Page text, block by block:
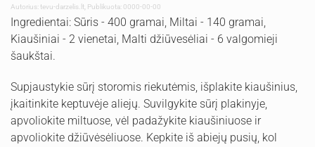
Autorius:tevu-darzelis.lt Publikuota: 0000-00-00
Ingredientai: Sūris - 400 gramai, Miltai - 140 gramai,
Kiaušiniai - 2 vienetai, Malti džiūvesėliai - 6 valgomieji
šaukštai.
Supjaustykie sūrį storomis riekutėmis, išplakite kiaušinius,
įkaitinkite keptuvėje aliejų. Suvilgykite sūrį plakinyje,
apvoliokite miltuose, vėl padažykite kiaušiniuose ir
apvoliokite džiūvėsėliuose. Kepkite iš abiejų pusių, kol